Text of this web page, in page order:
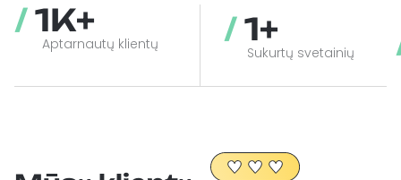
Aptarnautų klientų
/ 1K+
Sukurtų svetainių
/ 1+